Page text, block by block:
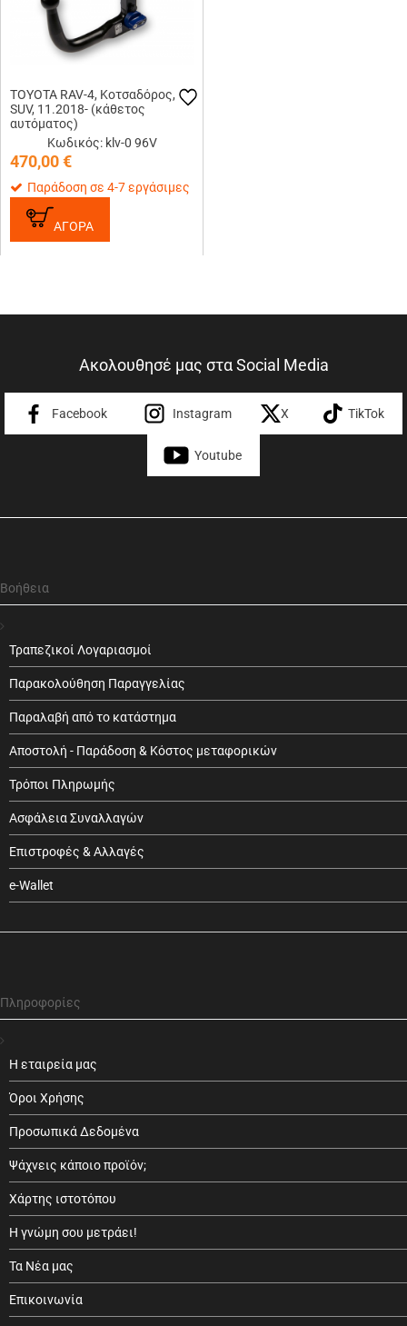
TOYOTA RAV-4, Κοτσαδόρος,
SUV, 11.2018- (κάθετος
αυτόματος)
Κωδικός: klv-0 96V
470,00€
Παράδοση σε 4-7 εργάσιμες
ΑΓΟΡΑ
Ακολουθησέ μας στα Social Media
Facebook Instagram X TikTok
Youtube
Βοήθεια
Τραπεζικοί Λογαριασμοί
Παρακολούθηση Παραγγελίας
Παραλαβή από το κατάστημα
Αποστολή - Παράδοση & Κόστος μεταφορικών
Τρόποι Πληρωμής
Ασφάλεια Συναλλαγών
Επιστροφές & Αλλαγές
e-Wallet
Πληροφορίες
Η εταιρεία μας
Όροι Χρήσης
Προσωπικά Δεδομένα
Ψάχνεις κάποιο προϊόν;
Χάρτης ιστοτόπου
Η γνώμη σου μετράει!
Τα Νέα μας
Επικοινωνία